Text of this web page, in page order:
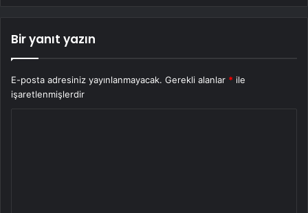
Bir yanıt yazın
E-posta adresiniz yayınlanmayacak. Gerekli alanlar * ile
işaretlenmişlerdir